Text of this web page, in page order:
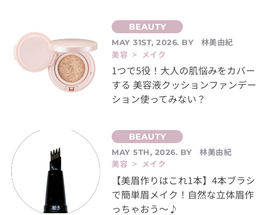
MAY 31ST, 2026. BY
林美由紀
美容 > メイク
1つで5役！大人の肌悩みをカバー
する 美容液クッションファンデー
ション使ってみない？
MAY 5TH, 2026. BY
林美由紀
美容 > メイク
【美眉作りはこれ1本】4本ブラシ
で簡単眉メイク！自然な立体眉作
っちゃおう～♪